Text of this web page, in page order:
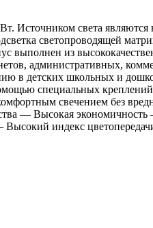
Источником света являются
светопроводящей
выполнен из
административных,
в детских школьных и
специальных
свечением без
— Высокая
Высокий индекс